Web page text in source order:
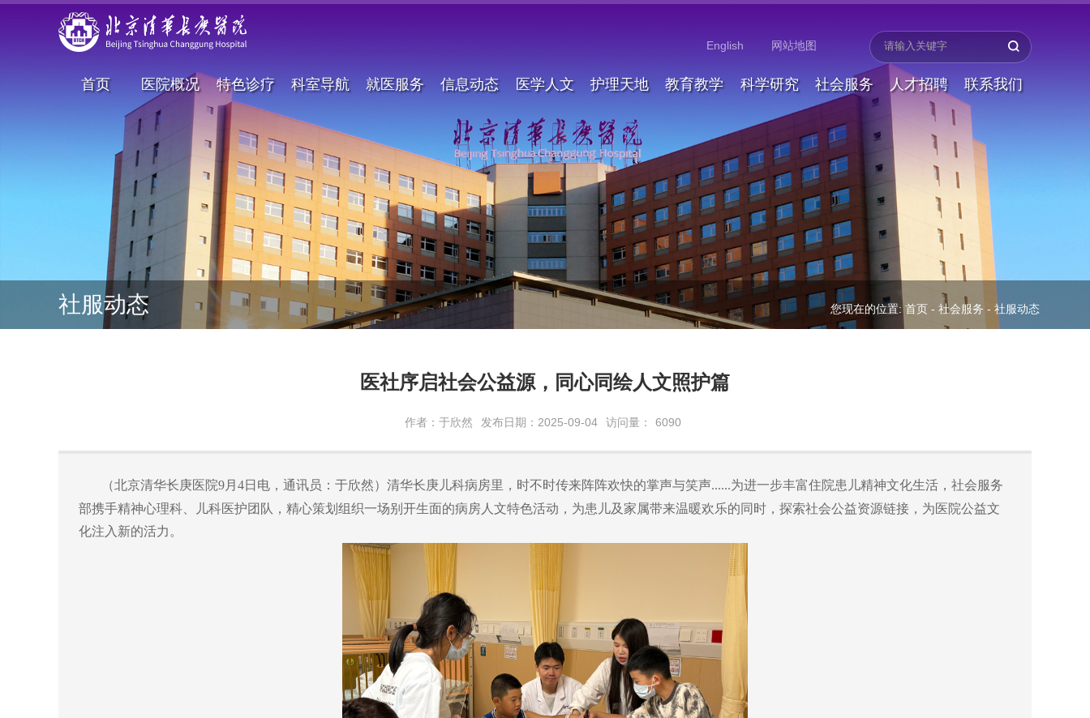
English 网站地图
首页 医院概况 特色诊疗 科室导航 就医服务 信息动态 医学人文 护理天地 教育教学 科学研究 社会服务 人才招聘 联系我们
社服动态 您现在的位置:首页 - 社会服务 - 社服动态
医社序启社会公益源，同心同绘人文照护篇
作者：于欣然 发布日期：2025-09-04 访问量： 6090
（北京清华长庚医院9月4日电，通讯员：于欣然） 清华长庚儿科病房里，时不时传来阵阵欢快的掌声与笑声......为进一步丰富住院患儿精神文化生活，社会服务
部携手精神心理科、儿科医护团队，精心策划组织一场别开生面的病房人文特色活动，为患儿及家属带来温暖欢乐的同时，探索社会公益资源链接，为医院公益文
化注入新的活力。